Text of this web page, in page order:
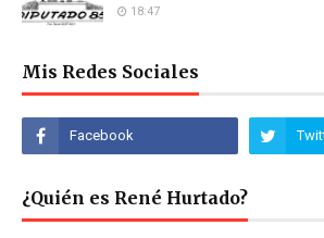
18:47
Mis Redes Sociales
¿Quién es René Hurtado?